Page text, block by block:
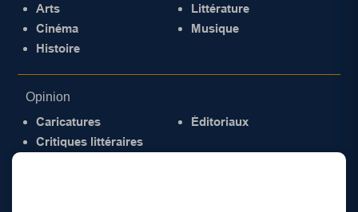
Arts
Cinéma
Histoire
Littérature
Musique
Opinion
Caricatures
Critiques littéraires
Éditoriaux